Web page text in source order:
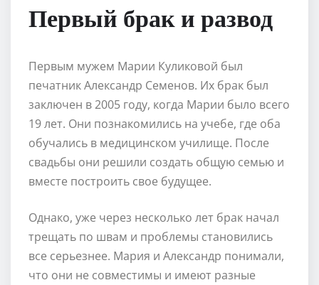
Первый брак и развод
Первым мужем Марии Куликовой был
печатник Александр Семенов. Их брак был
заключен в 2005 году, когда Марии было всего
19 лет. Они познакомились на учебе, где оба
обучались в медицинском училище. После
свадьбы они решили создать общую семью и
вместе построить свое будущее.
Однако, уже через несколько лет брак начал
трещать по швам и проблемы становились
все серьезнее. Мария и Александр понимали,
что они не совместимы и имеют разные